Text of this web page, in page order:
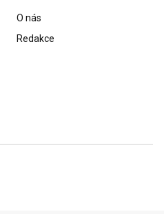
O nás
Redakce